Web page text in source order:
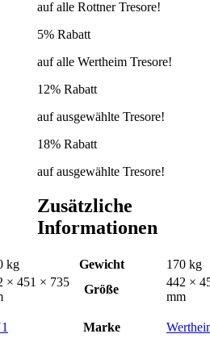
kg
× 451 × 735
auf alle Rottner Tresore!
5% Rabatt
auf alle Wertheim Tresore!
12% Rabatt
auf ausgewählte Tresore!
18% Rabatt
auf ausgewählte Tresore!
Zusätzliche
Informationen
Gewicht
170 kg
Größe
442 ×
mm
Marke